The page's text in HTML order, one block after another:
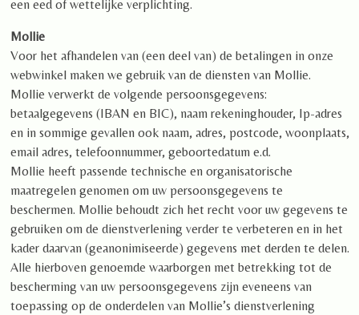
een eed of wettelijke verplichting.
Mollie
Voor het afhandelen van (een deel van) de betalingen in onze
webwinkel maken we gebruik van de diensten van Mollie.
Mollie verwerkt de volgende persoonsgegevens:
betaalgegevens (IBAN en BIC), naam rekeninghouder, Ip-adres
en in sommige gevallen ook naam, adres, postcode, woonplaats,
email adres, telefoonnummer, geboortedatum e.d.
Mollie heeft passende technische en organisatorische
maatregelen genomen om uw persoonsgegevens te
beschermen. Mollie behoudt zich het recht voor uw gegevens te
gebruiken om de dienstverlening verder te verbeteren en in het
kader daarvan (geanonimiseerde) gegevens met derden te delen.
Alle hierboven genoemde waarborgen met betrekking tot de
bescherming van uw persoonsgegevens zijn eveneens van
toepassing op de onderdelen van Mollie’s dienstverlening